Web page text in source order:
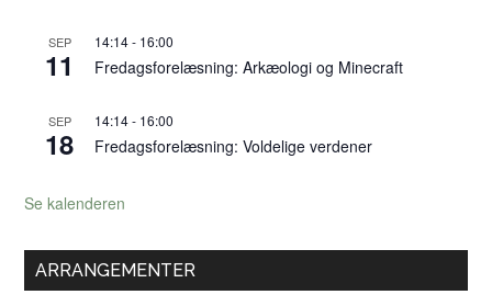
SEP
11
14:14- 16:00
Fredagsforelæsning: Arkæologi og Minecraft
SEP
18
14:14- 16:00
Fredagsforelæsning: Voldelige verdener
Se kalenderen
ARRANGEMENTER